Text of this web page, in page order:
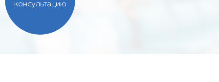
консультацию